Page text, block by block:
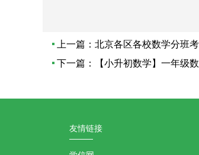
上一篇： 北京各区各校数学分班
下一篇：
【小升初数学】一年级
友情链接